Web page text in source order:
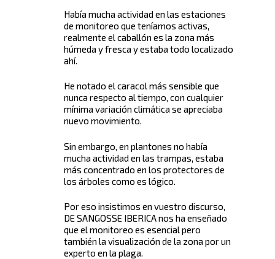
Había mucha actividad en las estaciones
de monitoreo que teníamos activas,
realmente el caballón es la zona más
húmeda y fresca y estaba todo localizado
ahí.
He notado el caracol más sensible que
nunca respecto al tiempo, con cualquier
mínima variación climática se apreciaba
nuevo movimiento.
Sin embargo, en plantones no había
mucha actividad en las trampas, estaba
más concentrado en los protectores de
los árboles como es lógico.
Por eso insistimos en vuestro discurso,
DE SANGOSSE IBERICA nos ha enseñado
que el monitoreo es esencial pero
también la visualización de la zona por un
experto en la plaga.